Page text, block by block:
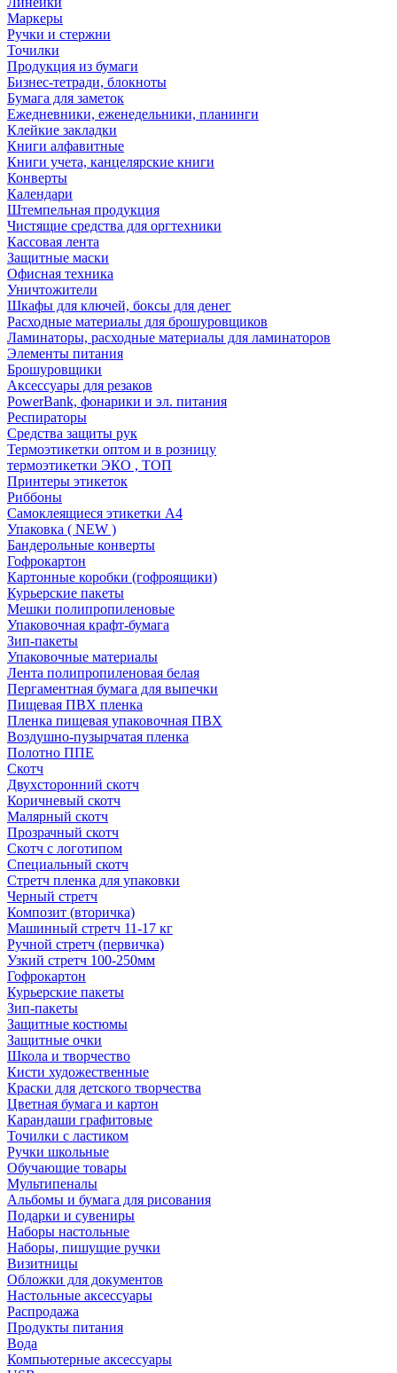
Маркеры
Ручки и стержни
Точилки
Продукция из бумаги
Бизнес-тетради, блокноты
Бумага для заметок
Ежедневники, еженедельники, планинги
Клейкие закладки
Книги алфавитные
Книги учета, канцелярские книги
Конверты
Календари
Штемпельная продукция
Чистящие средства для оргтехники
Кассовая лента
Защитные маски
Офисная техника
Уничтожители
Шкафы для ключей, боксы для денег
Расходные материалы для брошуровщиков
Ламинаторы, расходные материалы для ламинаторов
Элементы питания
Брошуровщики
Аксессуары для резаков
PowerBank, фонарики и эл. питания
Респираторы
Средства защиты рук
Термоэтикетки оптом и в розницу
термоэтикетки ЭКО , ТОП
Принтеры этикеток
Риббоны
Самоклеящиеся этикетки А4
Упаковка ( NEW )
Бандерольные конверты
Гофрокартон
Картонные коробки (гофроящики)
Курьерские пакеты
Мешки полипропиленовые
Упаковочная крафт-бумага
Зип-пакеты
Упаковочные материалы
Лента полипропиленовая белая
Пергаментная бумага для выпечки
Пищевая ПВХ пленка
Пленка пищевая упаковочная ПВХ
Воздушно-пузырчатая пленка
Полотно ППЕ
Скотч
Двухсторонний скотч
Коричневый скотч
Малярный скотч
Прозрачный скотч
Скотч с логотипом
Специальный скотч
Стретч пленка для упаковки
Черный стретч
Композит (вторичка)
Машинный стретч 11-17 кг
Ручной стретч (первичка)
Узкий стретч 100-250мм
Гофрокартон
Курьерские пакеты
Зип-пакеты
Защитные костюмы
Защитные очки
Школа и творчество
Кисти художественные
Краски для детского творчества
Цветная бумага и картон
Карандаши графитовые
Точилки с ластиком
Ручки школьные
Обучающие товары
Мультипеналы
Альбомы и бумага для рисования
Подарки и сувениры
Наборы настольные
Наборы, пишущие ручки
Визитницы
Обложки для документов
Настольные аксессуары
Распродажа
Продукты питания
Вода
Компьютерные аксессуары